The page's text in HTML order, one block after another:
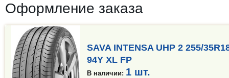
Оформление заказа
SAVA INTENSA UHP 2 255/
94Y XL FP
В наличии: 1 шт.